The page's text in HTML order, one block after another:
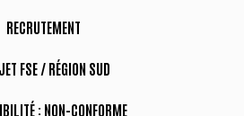
RECRUTEMENT
FSE / RÉGION SUD
: NON-CONFORME